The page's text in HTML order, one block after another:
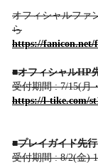
オフィシャルファ
ら
https://fanicon.net/
■オフィシャルHP
受付期間 : 7/15(月
https://l-tike.com/
■プレイガイド先
受付期間 : 8/2(金)